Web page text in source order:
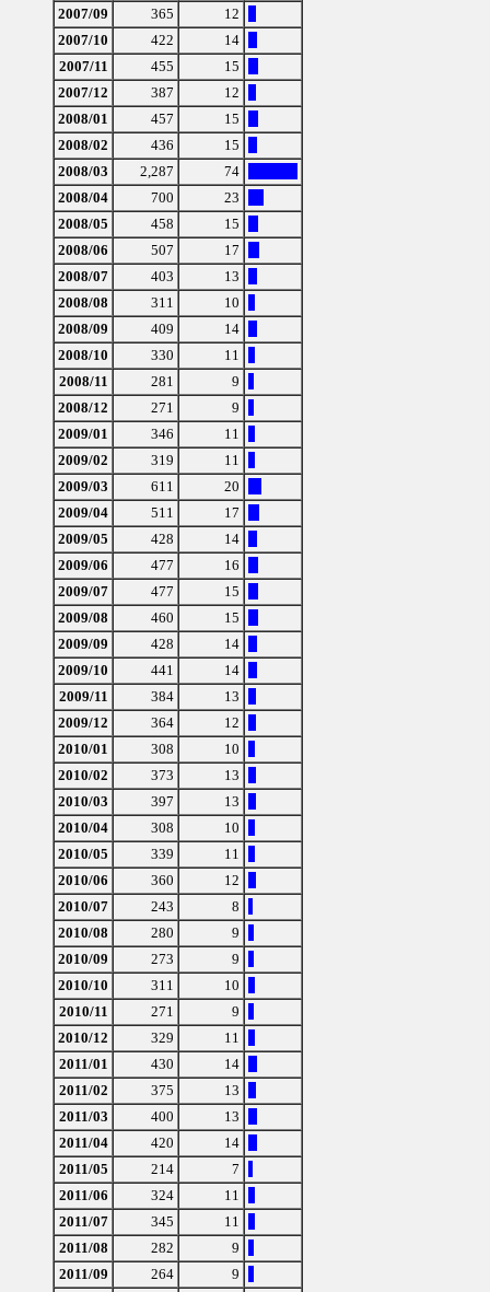
2007/09
365
12
2007/10
422
14
2007/11
455
15
2007/12
387
12
2008/01
457
15
2008/02
436
15
2008/03
2,287
74
2008/04
700
23
2008/05
458
15
2008/06
507
17
2008/07
403
13
2008/08
311
10
2008/09
409
14
2008/10
330
11
2008/11
281
9
2008/12
271
9
2009/01
346
11
2009/02
319
11
2009/03
611
20
2009/04
511
17
2009/05
428
14
2009/06
477
16
2009/07
477
15
2009/08
460
15
2009/09
428
14
2009/10
441
14
2009/11
384
13
2009/12
364
12
2010/01
308
10
2010/02
373
13
2010/03
397
13
2010/04
308
10
2010/05
339
11
2010/06
360
12
2010/07
243
8
2010/08
280
9
2010/09
273
9
2010/10
311
10
2010/11
271
9
2010/12
329
11
2011/01
430
14
2011/02
375
13
2011/03
400
13
2011/04
420
14
2011/05
214
7
2011/06
324
11
2011/07
345
11
2011/08
282
9
2011/09
264
9